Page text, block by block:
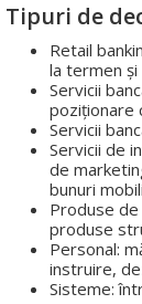
Tipuri de
Retail
la termen
Servicii
poziționare
Servicii
Servicii de
de
bunuri
Produse
produse
Personal:
instruire,
Sisteme: